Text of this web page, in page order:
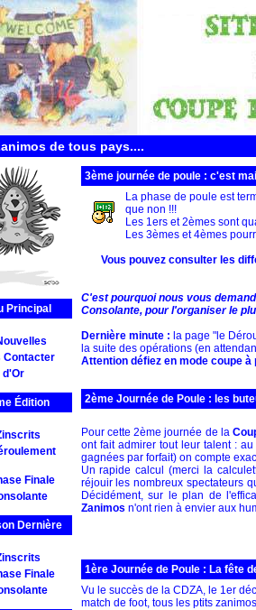
de tous pays....
Principal
Contacter
d'Or
Édition
Finale
Dernière
Finale
3ème journée de poule : c'est
La phase de poule est
que non !!!
Les 1ers et 2èmes sont
Les 3èmes et 4èmes
Vous pouvez consulter les
C'est pourquoi nous vous
Consolante, pour l'organiser le
Dernière minute : la page "le
la suite des opérations (en
Attention défiez en mode coupe
2ème Journée de Poule : les
Pour cette 2ème journée de la
ont fait admirer tout leur talent :
gagnées par forfait) on compte
Un rapide calcul (merci la
réjouir les nombreux spectateurs
Décidément, sur le plan de
Zanimos n'ont rien à envier aux
1ère Journée de Poule : La fête
Vu le succès de la CDZA, le 1er
match de foot, tous les ptits